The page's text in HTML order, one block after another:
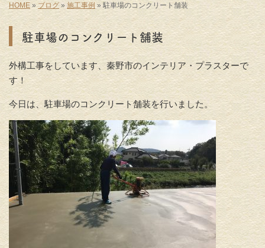
HOME»ブログ » 施工事例 »駐車場のコンクリート舗装
駐車場のコンクリート舗装
外構工事をしています、秦野市のインテリア・プラスターで
す！
今日は、駐車場のコンクリート舗装を行いました。